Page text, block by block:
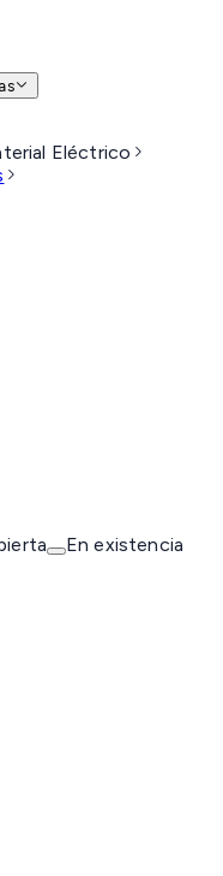
Eléctrico
En existencia